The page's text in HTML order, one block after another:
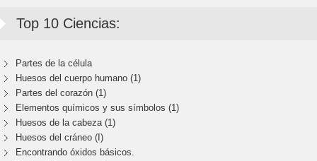
Top 10 Ciencias:
Partes de la célula
Huesos del cuerpo humano (1)
Partes del corazón (1)
Elementos químicos y sus símbolos (1)
Huesos de la cabeza (1)
Huesos del cráneo (I)
Encontrando óxidos básicos.